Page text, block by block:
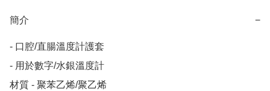
簡介 −
- 口腔/直腸溫度計護套
- 用於數字/水銀溫度計
材質 - 聚苯乙烯/聚乙烯